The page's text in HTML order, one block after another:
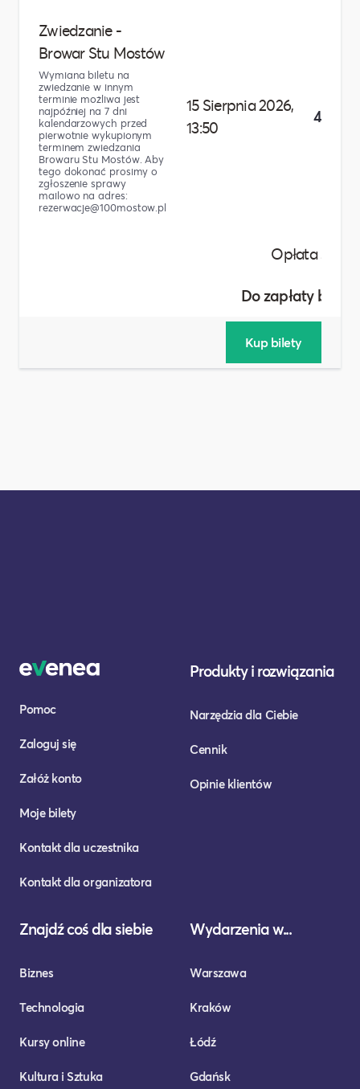
Zwiedzanie -
Browar Stu Mostów
Wymiana biletu na
zwiedzanie w innym
terminie możliwa jest
najpóźniej na 7 dni
kalendarzowych przed
pierwotnie wykupionym
terminem zwiedzania
Browaru Stu Mostów. Aby
tego dokonać prosimy o
zgłoszenie sprawy
mailowo na adres:
rezerwacje@100mostow.pl
15 Sierpnia 2026,
13:50
49,90
Pomoc
Zaloguj się
Załóż konto
Moje bilety
Kontakt dla uczestnika
Kontakt dla organizatora
Produkty i rozwiązania
Narzędzia dla Ciebie
Cennik
Opinie klientów
Znajdź coś dla siebie
Biznes
Technologia
Kursy online
Kultura i Sztuka
Wydarzenia w...
Warszawa
Kraków
Łódź
Gdańsk